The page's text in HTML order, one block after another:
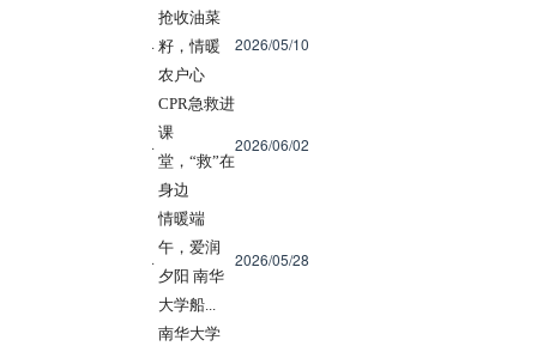
·
抢收油菜
籽，情暖
农户心
2026/05/10
·
CPR急救进
课
堂，“救”在
身边
2026/06/02
·
情暖端
午，爱润
夕阳 南华
大学船...
2026/05/28
南华大学